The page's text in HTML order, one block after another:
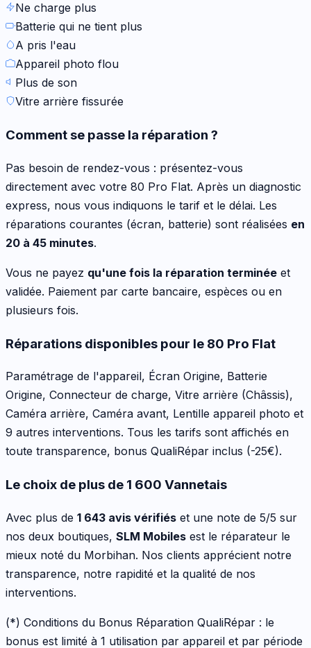
Ne charge plus
Batterie qui ne tient plus
A pris l'eau
Appareil photo flou
Plus de son
Vitre arrière fissurée
Comment se passe la réparation ?
Pas besoin de rendez-vous : présentez-vous
directement avec votre 80 Pro Flat. Après un diagnostic
express, nous vous indiquons le tarif et le délai. Les
réparations courantes (écran, batterie) sont réalisées en
20 à 45 minutes.
Vous ne payez qu'une fois la réparation terminée et
validée. Paiement par carte bancaire, espèces ou en
plusieurs fois.
Réparations disponibles pour le 80 Pro Flat
Paramétrage de l'appareil, Écran Origine, Batterie
Origine, Connecteur de charge, Vitre arrière (Châssis),
Caméra arrière, Caméra avant, Lentille appareil photo et
9 autres interventions. Tous les tarifs sont affichés en
toute transparence, bonus QualiRépar inclus (-25€).
Le choix de plus de 1 600 Vannetais
Avec plus de 1 643 avis vérifiés et une note de 5/5 sur
nos deux boutiques, SLM Mobiles est le réparateur le
mieux noté du Morbihan. Nos clients apprécient notre
transparence, notre rapidité et la qualité de nos
interventions.
(*) Conditions du Bonus Réparation QualiRépar : le
bonus est limité à 1 utilisation par appareil et par période